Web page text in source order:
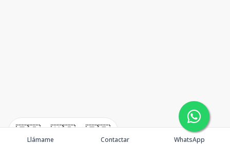
🇪🇸 🇺🇸 🇫🇷
Llámame Contactar WhatsApp